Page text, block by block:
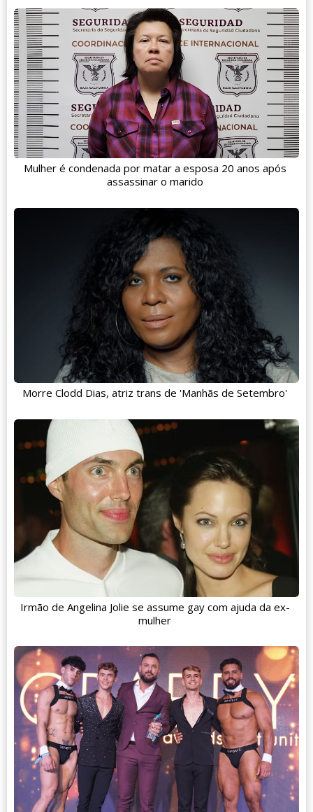
Mulher é condenada por matar a esposa 20 anos após
assassinar o marido
Morre Clodd Dias, atriz trans de 'Manhãs de Setembro'
Irmão de Angelina Jolie se assume gay com ajuda da ex-
mulher